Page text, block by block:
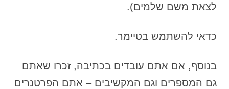
לצאת משם שלמים).
כדאי להשתמש בטיימר.
בנוסף, אם אתם עובדים בכתיבה, זכרו שאתם
גם המספרים וגם המקשיבים – אתם הפרטנרים